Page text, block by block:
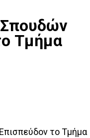
Τμήμα
το Τμήμα